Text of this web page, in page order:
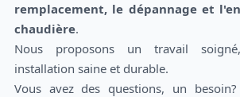
remplacement, le dépannage et
chaudière.
Nous proposons un travail
installation saine et durable.
Vous avez des questions, un